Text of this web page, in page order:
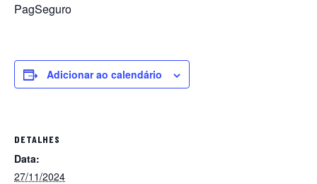
PagSeguro
Adicionar ao calendário
DETALHES
Data:
27/11/2024